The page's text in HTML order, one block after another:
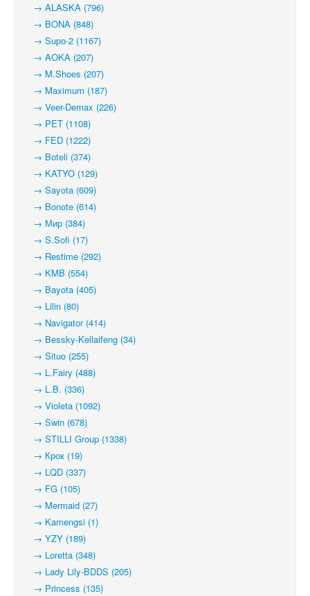
→ ALASKA (796)
→ BONA (848)
→ Supo-2 (1167)
→ AOKA (207)
→ M.Shoes (207)
→ Maximum (187)
→ Veer-Demax (226)
→ PET (1108)
→ FED (1222)
→ Boteli (374)
→ KATYO (129)
→ Sayota (609)
→ Bonote (614)
→ Мир (384)
→ S.Sofi (17)
→ Restime (292)
→ KMB (554)
→ Bayota (405)
→ Lilin (80)
→ Navigator (414)
→ Bessky-Kellaifeng (34)
→ Situo (255)
→ L.Fairy (488)
→ L.B. (336)
→ Violeta (1092)
→ Swin (678)
→ STILLI Group (1338)
→ Крок (19)
→ LQD (337)
→ FG (105)
→ Mermaid (27)
→ Kamengsi (1)
→ YZY (189)
→ Loretta (348)
→ Lady Lily-BDDS (205)
→ Princess (135)